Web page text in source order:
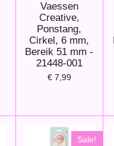
Vaessen
Creative,
Ponstang,
Cirkel, 6 mm,
Bereik 51 mm -
21448-001
€ 7,99
Sale!